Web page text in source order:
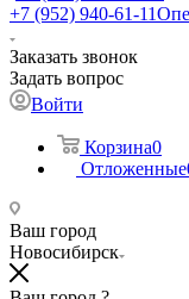
+7 (952) 940-61-11
Заказать звонок
Задать вопрос
Войти
Корзина0
Отложенные
Ваш город
Новосибирск